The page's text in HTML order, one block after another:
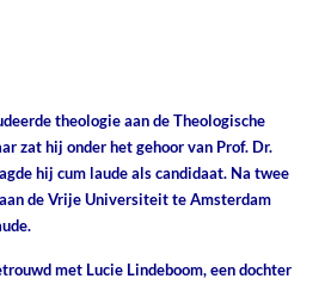
theologie aan de Theologische
zat hij onder het gehoor van Prof. Dr.
hij cum laude als candidaat. Na twee
de Vrije Universiteit te Amsterdam
met Lucie Lindeboom, een dochter